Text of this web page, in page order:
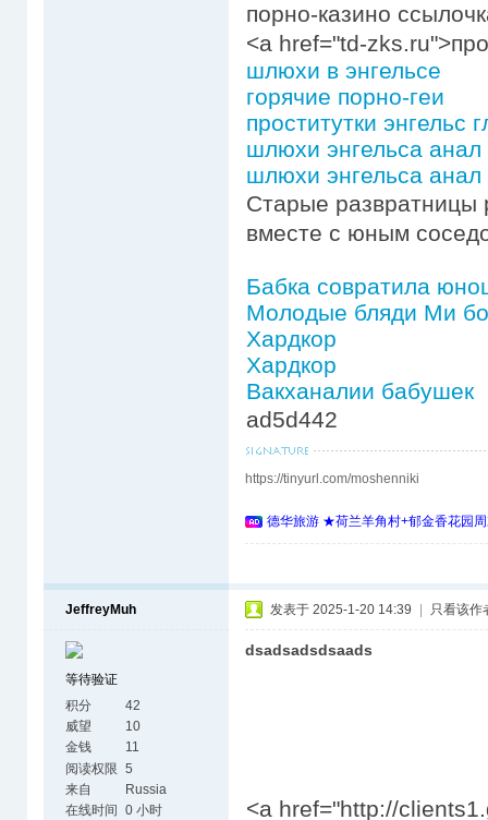
порно-казино
<a href="td-
шлюхи в энгельсе
горячие порно-геи
проститутки энгельс
шлюхи энгельса анал
шлюхи энгельса анал
Старые развратницы
вместе с юным
Бабка совратила
Молодые бляди Ми
Хардкор
Хардкор
Вакханалии бабушек
ad5d442
https://tinyurl.com/moshenniki
德华旅游 ★荷兰羊角村+郁金香花园
JeffreyMuh
等待验证
积分
42
威望
10
金钱
11
阅读权限 5
来自
Russia
在线时间
0 小时
发表于 2025-1-20 14:39 只看该作
dsadsadsdsaads
<a href="http://